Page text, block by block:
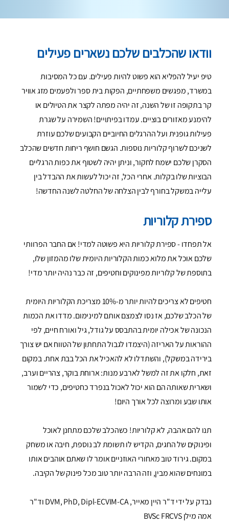
וודאו שהכלבים שלכם נשארים פעילים
טיפ יעיל להפליא הוא פשוט להיות פעילים. עם כל המסיבות
במשרד, מפגשים משפחתיים, הפקות בית ספר ולפעמים מזג אוויר
קר בתקופה זו של השנה, זה יהיה מפתה לקצר את הטיולים או
להימנע מאזורים בוציים. עמדו בפיתויים! השמירה על שגרת
פעילות גופנית ועל ההרגלים החיוביים הקבועים שלכם עוזרת
לשניכם לשרוף קלוריות נוספות. הגשם חושף ריחות חדשים שהכלב
הסקרן שלכם ישמח לחקור, וניתן יהיה לשטוף את כפות הרגליים
הבוציות שלו בקלות. אחרי הכל, זה יכול לעשות את ההבדל בין
עלייה במשקל בחורף לבין הצלחה של החלטה לשנה החדשה!
ספירת קלוריות
אל תפחדו - ספירת קלוריות היא פשוטה למדי! אם החבר הפרוותי
שלכם אוכל את מלוא כמות הקלוריות היומית שלו מהמזון שלו,
בתוספת של קלוריות מפינוקים וחטיפים, זה כבר נהיה יותר מדי!
חטיפים לא צריכים להיות יותר מ-10% מצריכת הקלוריות היומית
של הכלב שלכם, אז נסו לצמצם אותם למינימום. מדדו את הכמות
הנכונה של אכילה יומית בהתבסס על גודל, גיל ואורח חיים, לפי
ההוראות על האריזה (היצמדו לגבול התחתון של הטווח אם יש צורך
בירידה במשקל), והשתדלו לא להאכיל את הכל בבת אחת. במקום
זאת, חלקו את זה למשל לארבע מנות: ארוחת בוקר, צהריים וערב,
ושארית שאותה הם הוא יכול לאכול בנפרד כחטיפים, כדי לשמור
אותו שבע ומרוצה לכל אורך היום!
תנו להם אהבה, לא קלוריות! כשהכלב שלכם מתחנן לאוכל
ופינוקים של החגים, הקדיש לו תשומת לב נוספת, חיבה או משחק
במקום. גירוד טוב מאחורי האוזניים אומר לו שאתם אוהבים אותו
במונחים שהוא מבין, וזה הרבה יותר טוב מכל פינוק של הקיבה.
נבדק על ידי ד"ר היין מאייר, DVM, PhD, Dipl-ECVIM-CA וד"ר
אמה מילן BVSc FRCVS